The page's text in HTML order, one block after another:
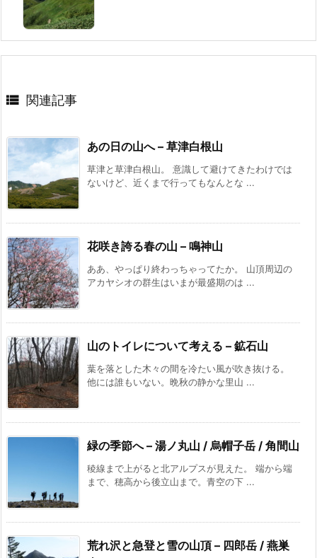
 関連記事
あの日の山へ – 草津白根山
草津と草津白根山。 意識して避けてきたわけでは
ないけど、近くまで行ってもなんとな ...
花咲き誇る春の山 – 鳴神山
ああ、やっぱり終わっちゃってたか。 山頂周辺の
アカヤシオの群生はいまが最盛期のは ...
山のトイレについて考える – 鉱石山
葉を落とした木々の間を冷たい風が吹き抜ける。
他には誰もいない。晩秋の静かな里山 ...
緑の季節へ – 湯ノ丸山 / 烏帽子岳 / 角間山
稜線まで上がると北アルプスが見えた。 端から端
まで、穂高から後立山まで。青空の下 ...
荒れ沢と急登と雪の山頂 – 四郎岳 / 燕巣